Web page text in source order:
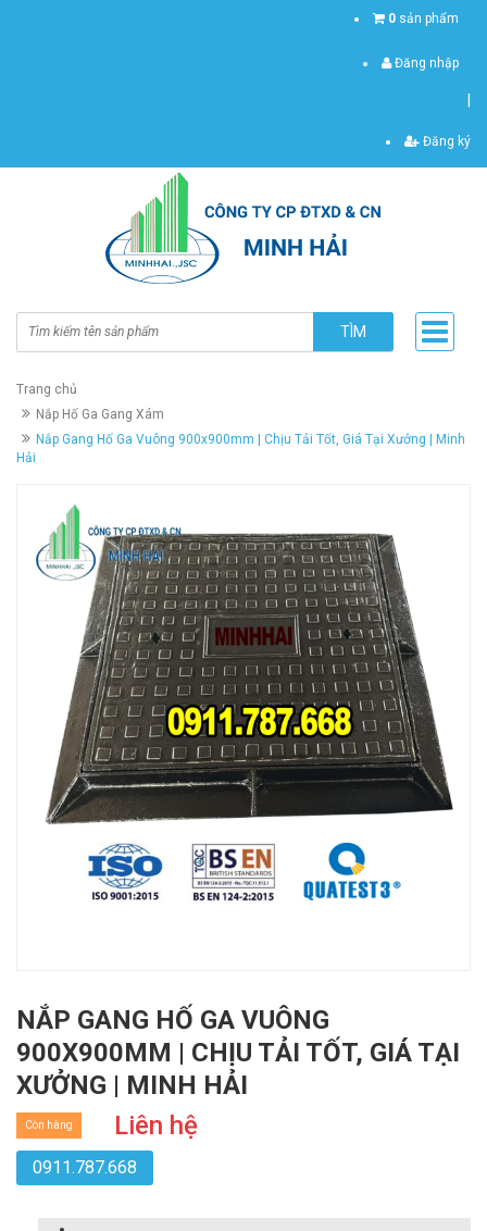
0 sản phẩm
Đăng nhập
Đăng ký
TÌM
Trang chủ
Nắp Hố Ga Gang Xám
Nắp Gang Hố Ga Vuông 900x900mm | Chịu Tải Tốt, Giá Tại Xưởng | Minh
Hải
NẮP GANG HỐ GA VUÔNG
900X900MM | CHỊU TẢI TỐT, GIÁ TẠI
XƯỞNG | MINH HẢI
Liên hệ
Còn hàng
0911.787.668